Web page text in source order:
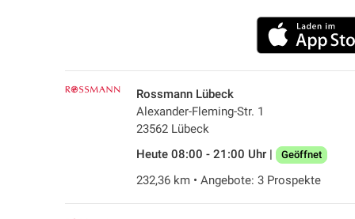
Rossmann Lübeck
Alexander-Fleming-Str. 1
23562 Lübeck
Heute 08:00 - 21:00 Uhr |
Geöffnet
232,36 km • Angebote: 3 Prospekte